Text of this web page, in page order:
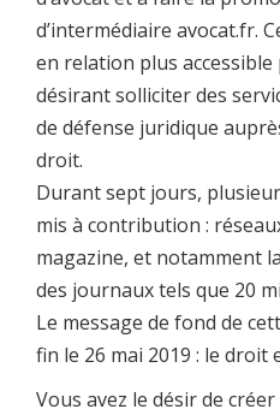
d’intermédiaire avocat.fr.
en relation plus accessible
désirant solliciter des
de défense juridique
droit.
Durant sept jours,
mis à contribution :
magazine, et notamment
des journaux tels que 20
Le message de fond de
fin le 26 mai 2019 : le droit
Vous avez le désir de